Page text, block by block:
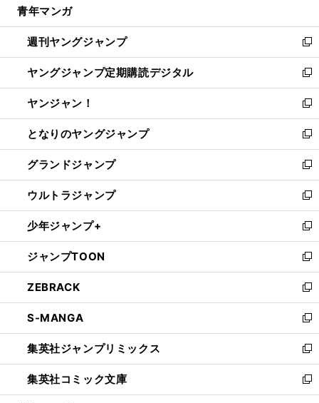
開
く
ウ
で
開
く
ン
ド
ウ
で
開
く
ウ
ィ
ン
ド
ウ
で
開
く
青年マンガ
週刊ヤングジャンプ
新
し
い
ウ
ィ
ン
ド
ウ
で
開
く
ヤングジャンプ定期購読デジタル
新
し
い
ウ
ィ
ン
ド
ウ
で
開
く
ヤンジャン！
新
し
い
ウ
ィ
ン
ド
ウ
で
開
く
となりのヤングジャンプ
新
し
い
ウ
ィ
ン
ド
ウ
で
開
く
グランドジャンプ
新
し
い
ウ
ィ
ン
ド
ウ
で
開
く
ウルトラジャンプ
新
し
い
ウ
ィ
ン
ド
ウ
で
開
く
少年ジャンプ+
新
し
い
ウ
ィ
ン
ド
ウ
で
開
く
ジャンプTOON
新
し
い
ウ
ィ
ン
ド
ウ
で
開
ZEBRACK
新
し
い
ウ
ィ
ン
ド
ウ
S-MANGA
新
し
い
ウ
ィ
ン
集英社ジャンプリミックス
新
し
い
ウ
集英社コミック文庫
新
し